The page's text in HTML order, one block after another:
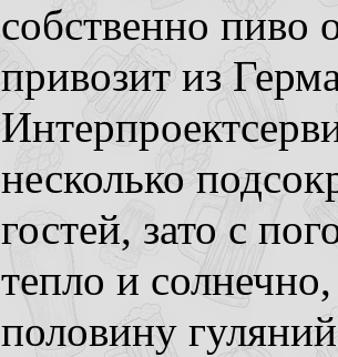
собственно пиво
привозит из
несколько
гостей, зато с
тепло и
половину